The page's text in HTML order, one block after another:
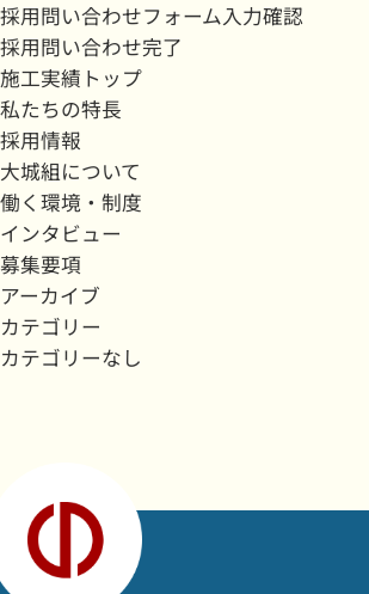
採用問い合わせフォーム入力確認
採用問い合わせ完了
施工実績トップ
私たちの特長
採用情報
大城組について
働く環境・制度
インタビュー
募集要項
アーカイブ
カテゴリー
カテゴリーなし